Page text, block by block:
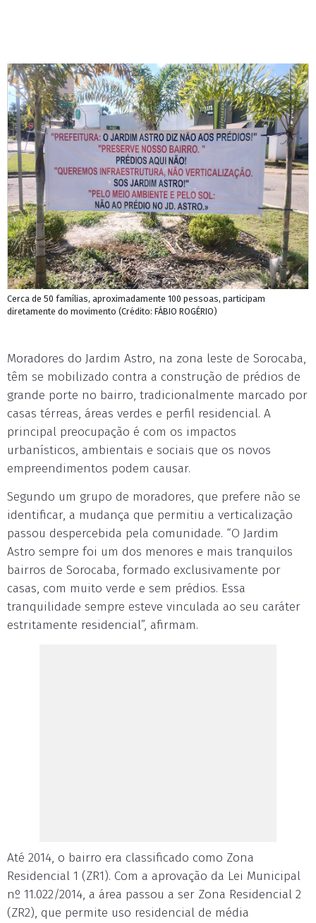
Cerca de 50 famílias, aproximadamente 100 pessoas, participam
diretamente do movimento (Crédito: FÁBIO ROGÉRIO)
Moradores do Jardim Astro, na zona leste de Sorocaba,
têm se mobilizado contra a construção de prédios de
grande porte no bairro, tradicionalmente marcado por
casas térreas, áreas verdes e perfil residencial. A
principal preocupação é com os impactos
urbanísticos, ambientais e sociais que os novos
empreendimentos podem causar.
Segundo um grupo de moradores, que prefere não se
identificar, a mudança que permitiu a verticalização
passou despercebida pela comunidade. “O Jardim
Astro sempre foi um dos menores e mais tranquilos
bairros de Sorocaba, formado exclusivamente por
casas, com muito verde e sem prédios. Essa
tranquilidade sempre esteve vinculada ao seu caráter
estritamente residencial”, afirmam.
Até 2014, o bairro era classificado como Zona
Residencial 1 (ZR1). Com a aprovação da Lei Municipal
nº 11.022/2014, a área passou a ser Zona Residencial 2
(ZR2), que permite uso residencial de média